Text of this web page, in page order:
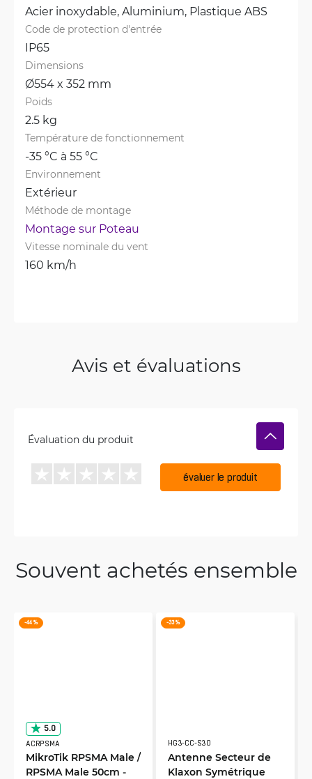
Acier inoxydable, Aluminium, Plastique ABS
Code de protection d'entrée
IP65
Dimensions
Ø554 x 352 mm
Poids
2.5 kg
Température de fonctionnement
-35 °C à 55 °C
Environnement
Extérieur
Méthode de montage
Montage sur Poteau
Vitesse nominale du vent
160 km/h
Avis et évaluations
Évaluation du produit
évaluer le produit
Souvent achetés ensemble
-44 %
5.0
ACRPSMA
MikroTik RPSMA Male /
RPSMA Male 50cm -
-33 %
HG3-CC-S30
Antenne Secteur de
Klaxon Symétrique